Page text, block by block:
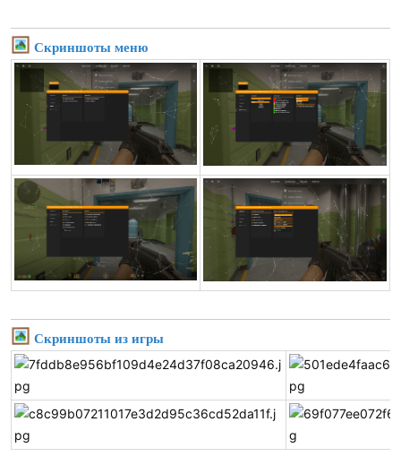
Скриншоты меню
Скриншоты из игры